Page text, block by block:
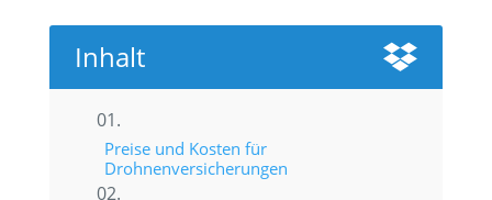
Inhalt 
Preise und Kosten für
Drohnenversicherungen